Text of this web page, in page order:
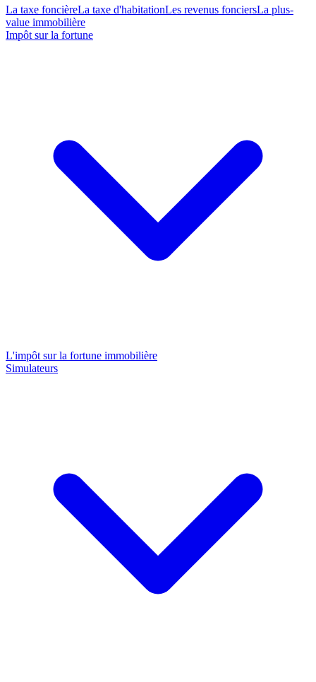
La taxe foncièreLa taxe d'habitationLes revenus fonciersLa plus-
value immobilière
Impôt sur la fortune
L'impôt sur la fortune immobilière
Simulateurs